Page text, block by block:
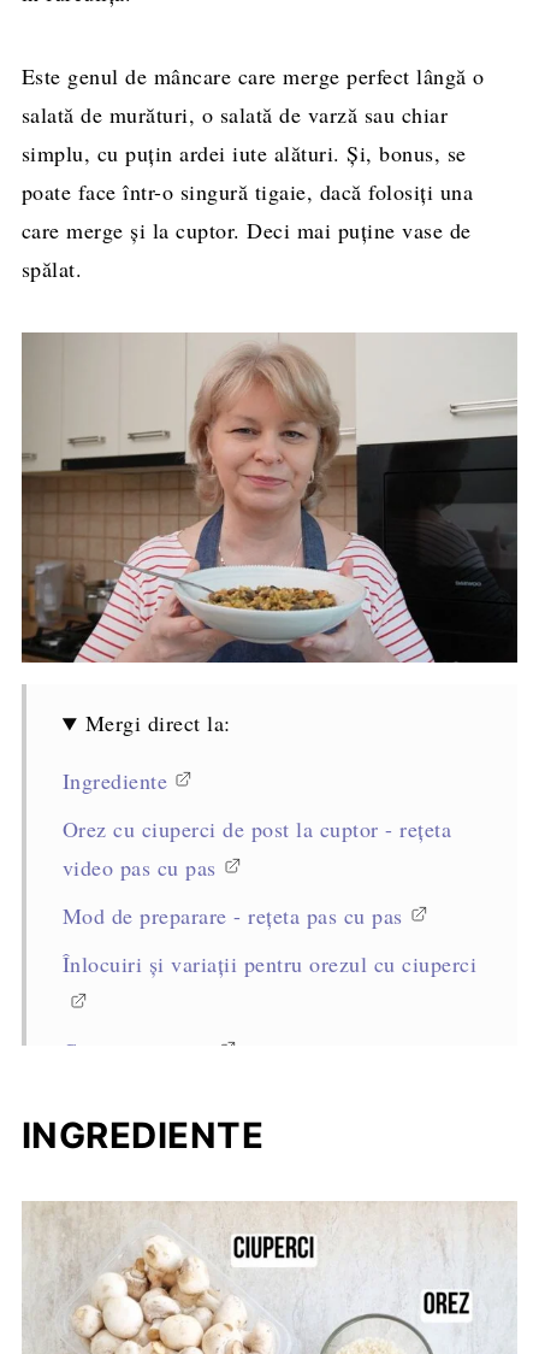
Este genul de mâncare care merge perfect lângă o
salată de murături, o salată de varză sau chiar
simplu, cu puțin ardei iute alături. Și, bonus, se
poate face într-o singură tigaie, dacă folosiți una
care merge și la cuptor. Deci mai puține vase de
spălat.
Mergi direct la:
Ingrediente
Orez cu ciuperci de post la cuptor - rețeta
video pas cu pas
Mod de preparare - rețeta pas cu pas
Înlocuiri și variații pentru orezul cu ciuperci
Cum se servește
Sfaturi profesioniste pentru reușita rețetei
Întrebări frecvente
Rețete asemănătoare
Rețeta completă, cantități și mod de
preparare
INGREDIENTE